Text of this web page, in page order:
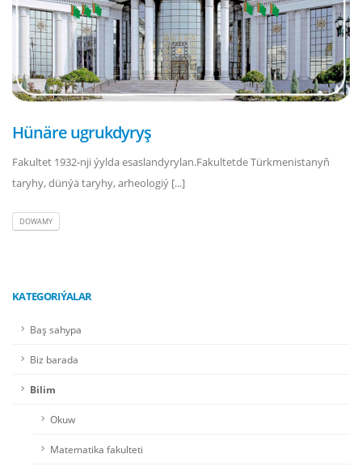
Hünäre ugrukdyryş
Fakultet 1932-nji ýylda esaslandyrylan.Fakultetde Türkmenistanyň
taryhy, dünýä taryhy, arheologiý [...]
DOWAMY
KATEGORIÝALAR
Baş sahypa
Biz barada
Bilim
Okuw
Matematika fakulteti